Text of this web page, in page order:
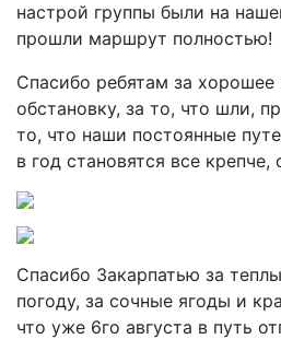
настрой группы были на
прошли маршрут полностью!
Спасибо ребятам за
обстановку, за то, что шли,
то, что наши постоянные
в год становятся все
Спасибо Закарпатью за
погоду, за сочные ягоды и
что уже 6го августа в путь